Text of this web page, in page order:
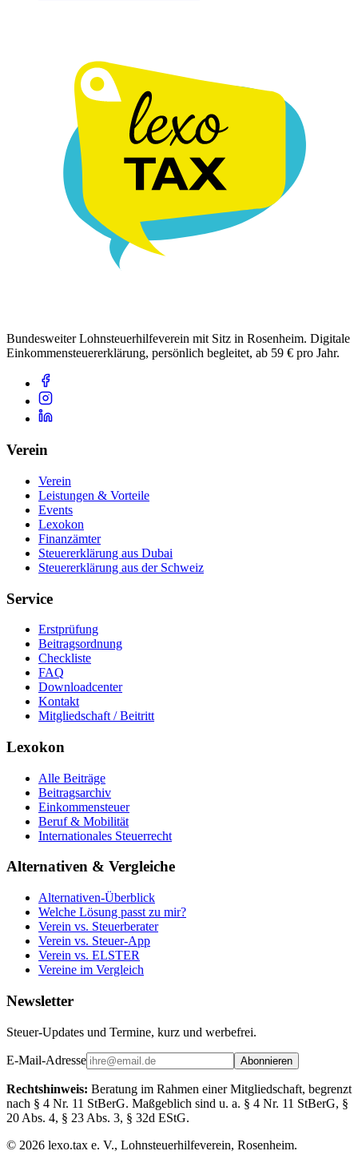
Bundesweiter Lohnsteuerhilfeverein mit Sitz in Rosenheim. Digitale
Einkommensteuererklärung, persönlich begleitet, ab 59 € pro Jahr.
Verein
Verein
Leistungen & Vorteile
Events
Lexokon
Finanzämter
Steuererklärung aus Dubai
Steuererklärung aus der Schweiz
Service
Erstprüfung
Beitragsordnung
Checkliste
FAQ
Downloadcenter
Kontakt
Mitgliedschaft / Beitritt
Lexokon
Alle Beiträge
Beitragsarchiv
Einkommensteuer
Beruf & Mobilität
Internationales Steuerrecht
Alternativen & Vergleiche
Alternativen-Überblick
Welche Lösung passt zu mir?
Verein vs. Steuerberater
Verein vs. Steuer-App
Verein vs. ELSTER
Vereine im Vergleich
Newsletter
Steuer-Updates und Termine, kurz und werbefrei.
E-Mail-Adresse Abonnieren
Rechtshinweis: Beratung im Rahmen einer Mitgliedschaft, begrenzt
nach § 4 Nr. 11 StBerG. Maßgeblich sind u. a. § 4 Nr. 11 StBerG, §
20 Abs. 4, § 23 Abs. 3, § 32d EStG.
© 2026 lexo.tax e. V., Lohnsteuerhilfeverein, Rosenheim.